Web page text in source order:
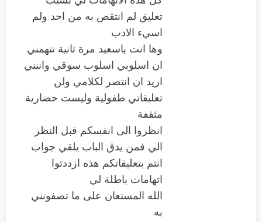
تعليق لم انتقص به من احد ولم
اسيء الادب
وها انت ياسعيد مرة ثانية تتهمني
ان اسلوبي اسلوب سوقي واننني
اريد ان انتصر لكلامي ولن
تعليقاتي طفولية وليست حضارية
مثقفة
انظروا الى انفسكم قبل النظر
الي فمن يدق الباب يلقي جواب
انتم بتعليقاتكم هذه ازددتوا
اتهامات باطلة لي
الله المستعان على ما تصفونني
به